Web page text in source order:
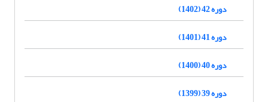
دوره 42 (1402)
دوره 41 (1401)
دوره 40 (1400)
دوره 39 (1399)